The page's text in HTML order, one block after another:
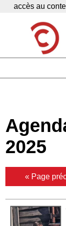
Panneau de gestion
accès au
Economie
Services
Contacts
2025
« Page